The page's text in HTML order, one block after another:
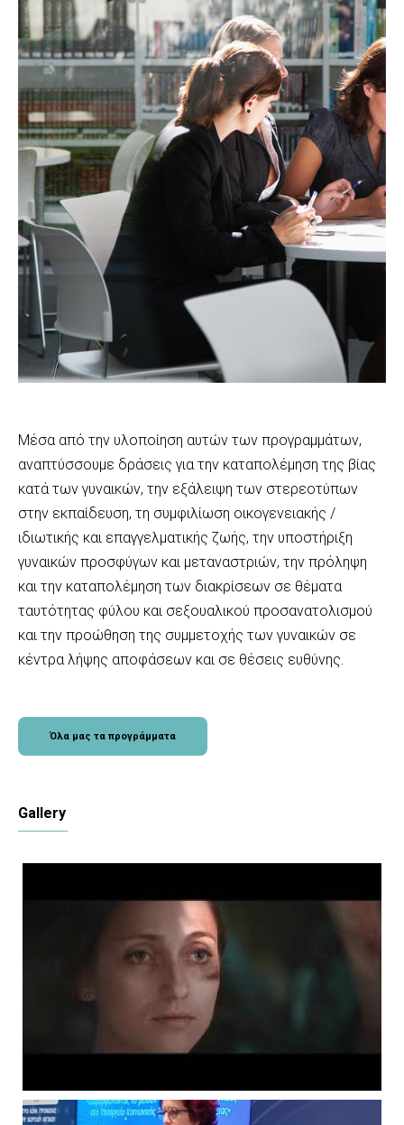
Μέσα από την υλοποίηση αυτών των προγραμμάτων,
αναπτύσσουμε δράσεις για την καταπολέμηση της βίας
κατά των γυναικών, την εξάλειψη των στερεοτύπων
στην εκπαίδευση, τη συμφιλίωση οικογενειακής /
ιδιωτικής και επαγγελματικής ζωής, την υποστήριξη
γυναικών προσφύγων και μεταναστριών, την πρόληψη
και την καταπολέμηση των διακρίσεων σε θέματα
ταυτότητας φύλου και σεξουαλικού προσανατολισμού
και την προώθηση της συμμετοχής των γυναικών σε
κέντρα λήψης αποφάσεων και σε θέσεις ευθύνης.
Όλα μας τα προγράμματα
Gallery